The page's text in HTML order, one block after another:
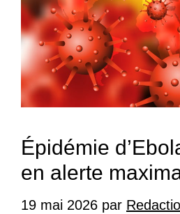
Épidémie
en alerte
19 mai 2026 par